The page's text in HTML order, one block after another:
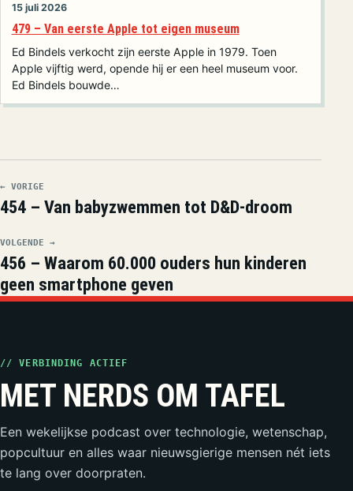
15 juli 2026
479 – Van eerste Apple tot eigen museum
Ed Bindels verkocht zijn eerste Apple in 1979. Toen
Apple vijftig werd, opende hij er een heel museum voor.
Ed Bindels bouwde…
← VORIGE
454 – Van babyzwemmen tot D&D-droom
VOLGENDE →
456 – Waarom 60.000 ouders hun kinderen
geen smartphone geven
// VERBINDING ACTIEF
MET NERDS OM TAFEL
Een wekelijkse podcast over technologie, wetenschap,
popcultuur en alles waar nieuwsgierige mensen nét iets
te lang over doorpraten.